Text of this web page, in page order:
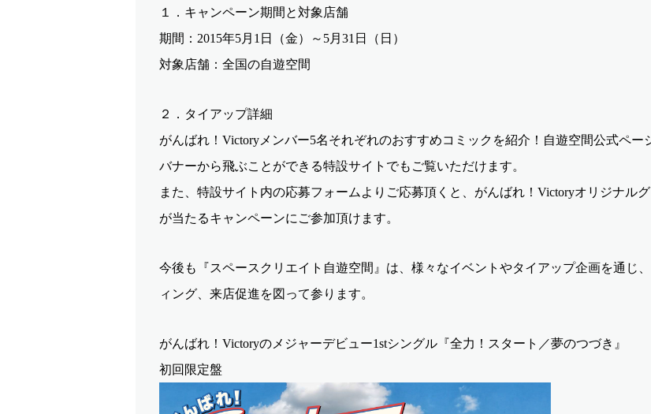
１．キャンペーン期間と対象店舗
期間：2015年5月1日（金）～5月31日（日）
対象店舗：全国の自遊空間
２．タイアップ詳細
がんばれ！Victoryメンバー5名それぞれのおすすめコミックを紹介！自遊空間公式ペー
バナーから飛ぶことができる特設サイトでもご覧いただけます。
また、特設サイト内の応募フォームよりご応募頂くと、がんばれ！Victoryオリジナル
が当たるキャンペーンにご参加頂けます。
今後も『スペースクリエイト自遊空間』は、様々なイベントやタイアップ企画を通じ
ィング、来店促進を図って参ります。
がんばれ！Victoryのメジャーデビュー1stシングル『全力！スタート／夢のつづき』
初回限定盤